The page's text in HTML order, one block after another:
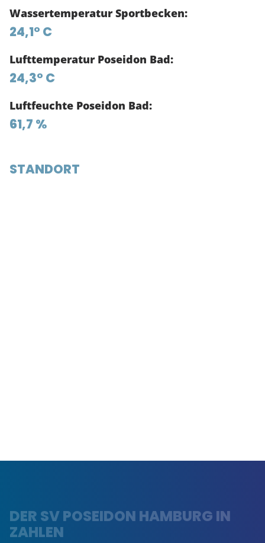
Wassertemperatur Sportbecken:
24,1° C
Lufttemperatur Poseidon Bad:
24,3° C
Luftfeuchte Poseidon Bad:
61,7 %
STANDORT
DER SV POSEIDON HAMBURG IN
ZAHLEN